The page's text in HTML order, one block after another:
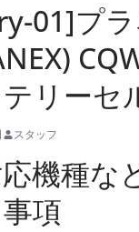
01]プ
リーセ
スタッフ
機種な
項